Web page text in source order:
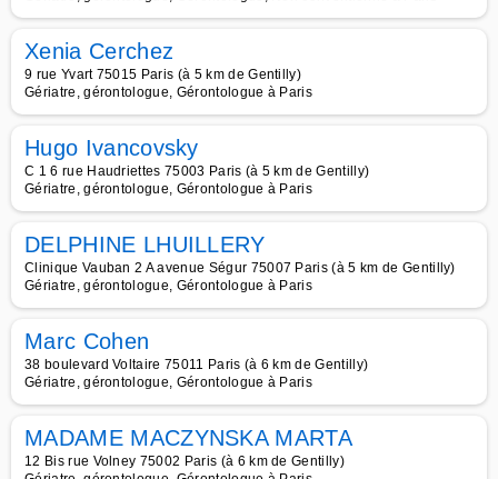
Xenia Cerchez
9 rue Yvart 75015 Paris (à 5 km de Gentilly)
Gériatre, gérontologue, Gérontologue à Paris
Hugo Ivancovsky
C 1 6 rue Haudriettes 75003 Paris (à 5 km de Gentilly)
Gériatre, gérontologue, Gérontologue à Paris
DELPHINE LHUILLERY
Clinique Vauban 2 A avenue Ségur 75007 Paris (à 5 km de Gentilly)
Gériatre, gérontologue, Gérontologue à Paris
Marc Cohen
38 boulevard Voltaire 75011 Paris (à 6 km de Gentilly)
Gériatre, gérontologue, Gérontologue à Paris
MADAME MACZYNSKA MARTA
12 Bis rue Volney 75002 Paris (à 6 km de Gentilly)